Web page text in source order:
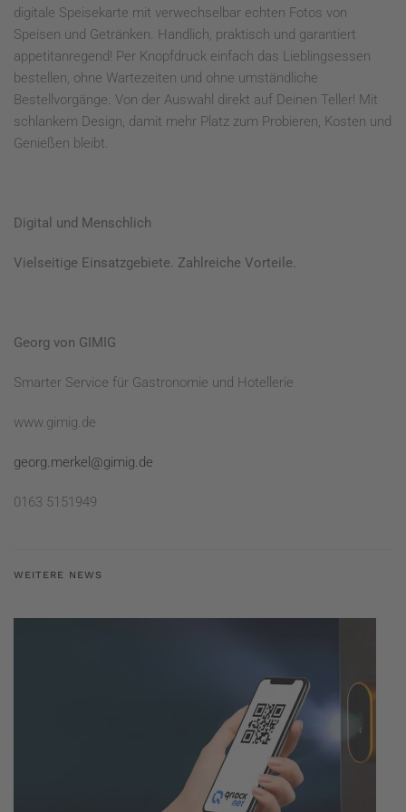
digitale Speisekarte mit verwechselbar echten Fotos von
Speisen und Getränken. Handlich, praktisch und garantiert
appetitanregend! Per Knopfdruck einfach das Lieblingsessen
bestellen, ohne Wartezeiten und ohne umständliche
Bestellvorgänge. Von der Auswahl direkt auf Deinen Teller! Mit
schlankem Design, damit mehr Platz zum Probieren, Kosten und
Genießen bleibt.
Digital und Menschlich
Vielseitige Einsatzgebiete. Zahlreiche Vorteile.
Georg von GIMIG
Smarter Service für Gastronomie und Hotellerie
www.gimig.de
georg.merkel@gimig.de
0163 5151949
WEITERE NEWS